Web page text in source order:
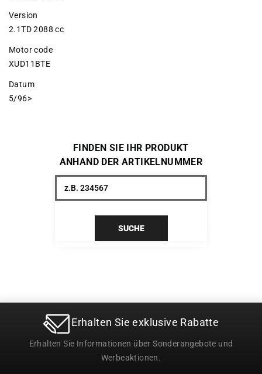
Version
2.1TD 2088 cc
Motor code
XUD11BTE
Datum
5/96>
FINDEN SIE IHR PRODUKT
ANHAND DER ARTIKELNUMMER
SUCHE
Erhalten Sie exklusive Rabatte
Erhalten Sie Informationen über Sonderangebote und
Werbeaktionen.